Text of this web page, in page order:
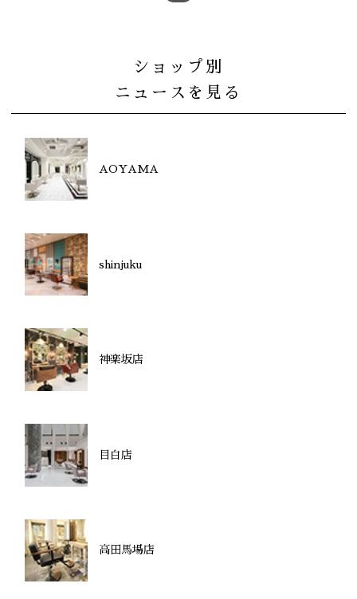
ショップ別
ニュースを見る
AOYAMA
shinjuku
神楽坂店
目白店
高田馬場店